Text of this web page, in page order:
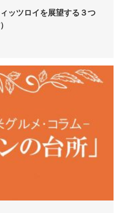
ッツロイを展望する３つ